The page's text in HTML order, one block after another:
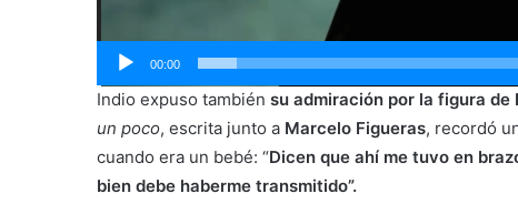
00:00
Indio expuso también su admiración por la figura de
un poco, escrita junto a Marcelo Figueras, recordó
cuando era un bebé: “Dicen que ahí me tuvo en
bien debe haberme transmitido”.